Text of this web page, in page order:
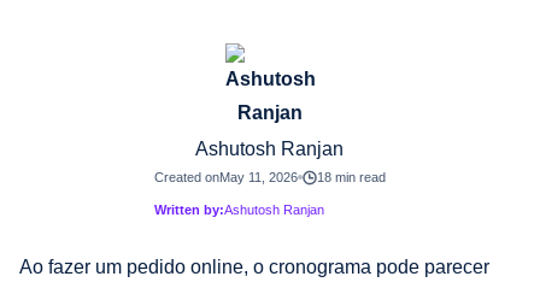
Ashutosh Ranjan
Created onMay 11, 2026 18 min read
Written by:Ashutosh Ranjan
Ao fazer um pedido online, o cronograma pode parecer